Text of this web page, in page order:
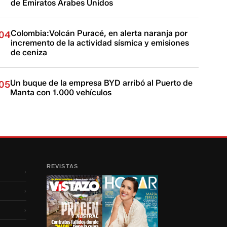
de Emiratos Árabes Unidos
Colombia:Volcán Puracé, en alerta naranja por
incremento de la actividad sísmica y emisiones
de ceniza
Un buque de la empresa BYD arribó al Puerto de
Manta con 1.000 vehículos
›
›
›
REVISTAS